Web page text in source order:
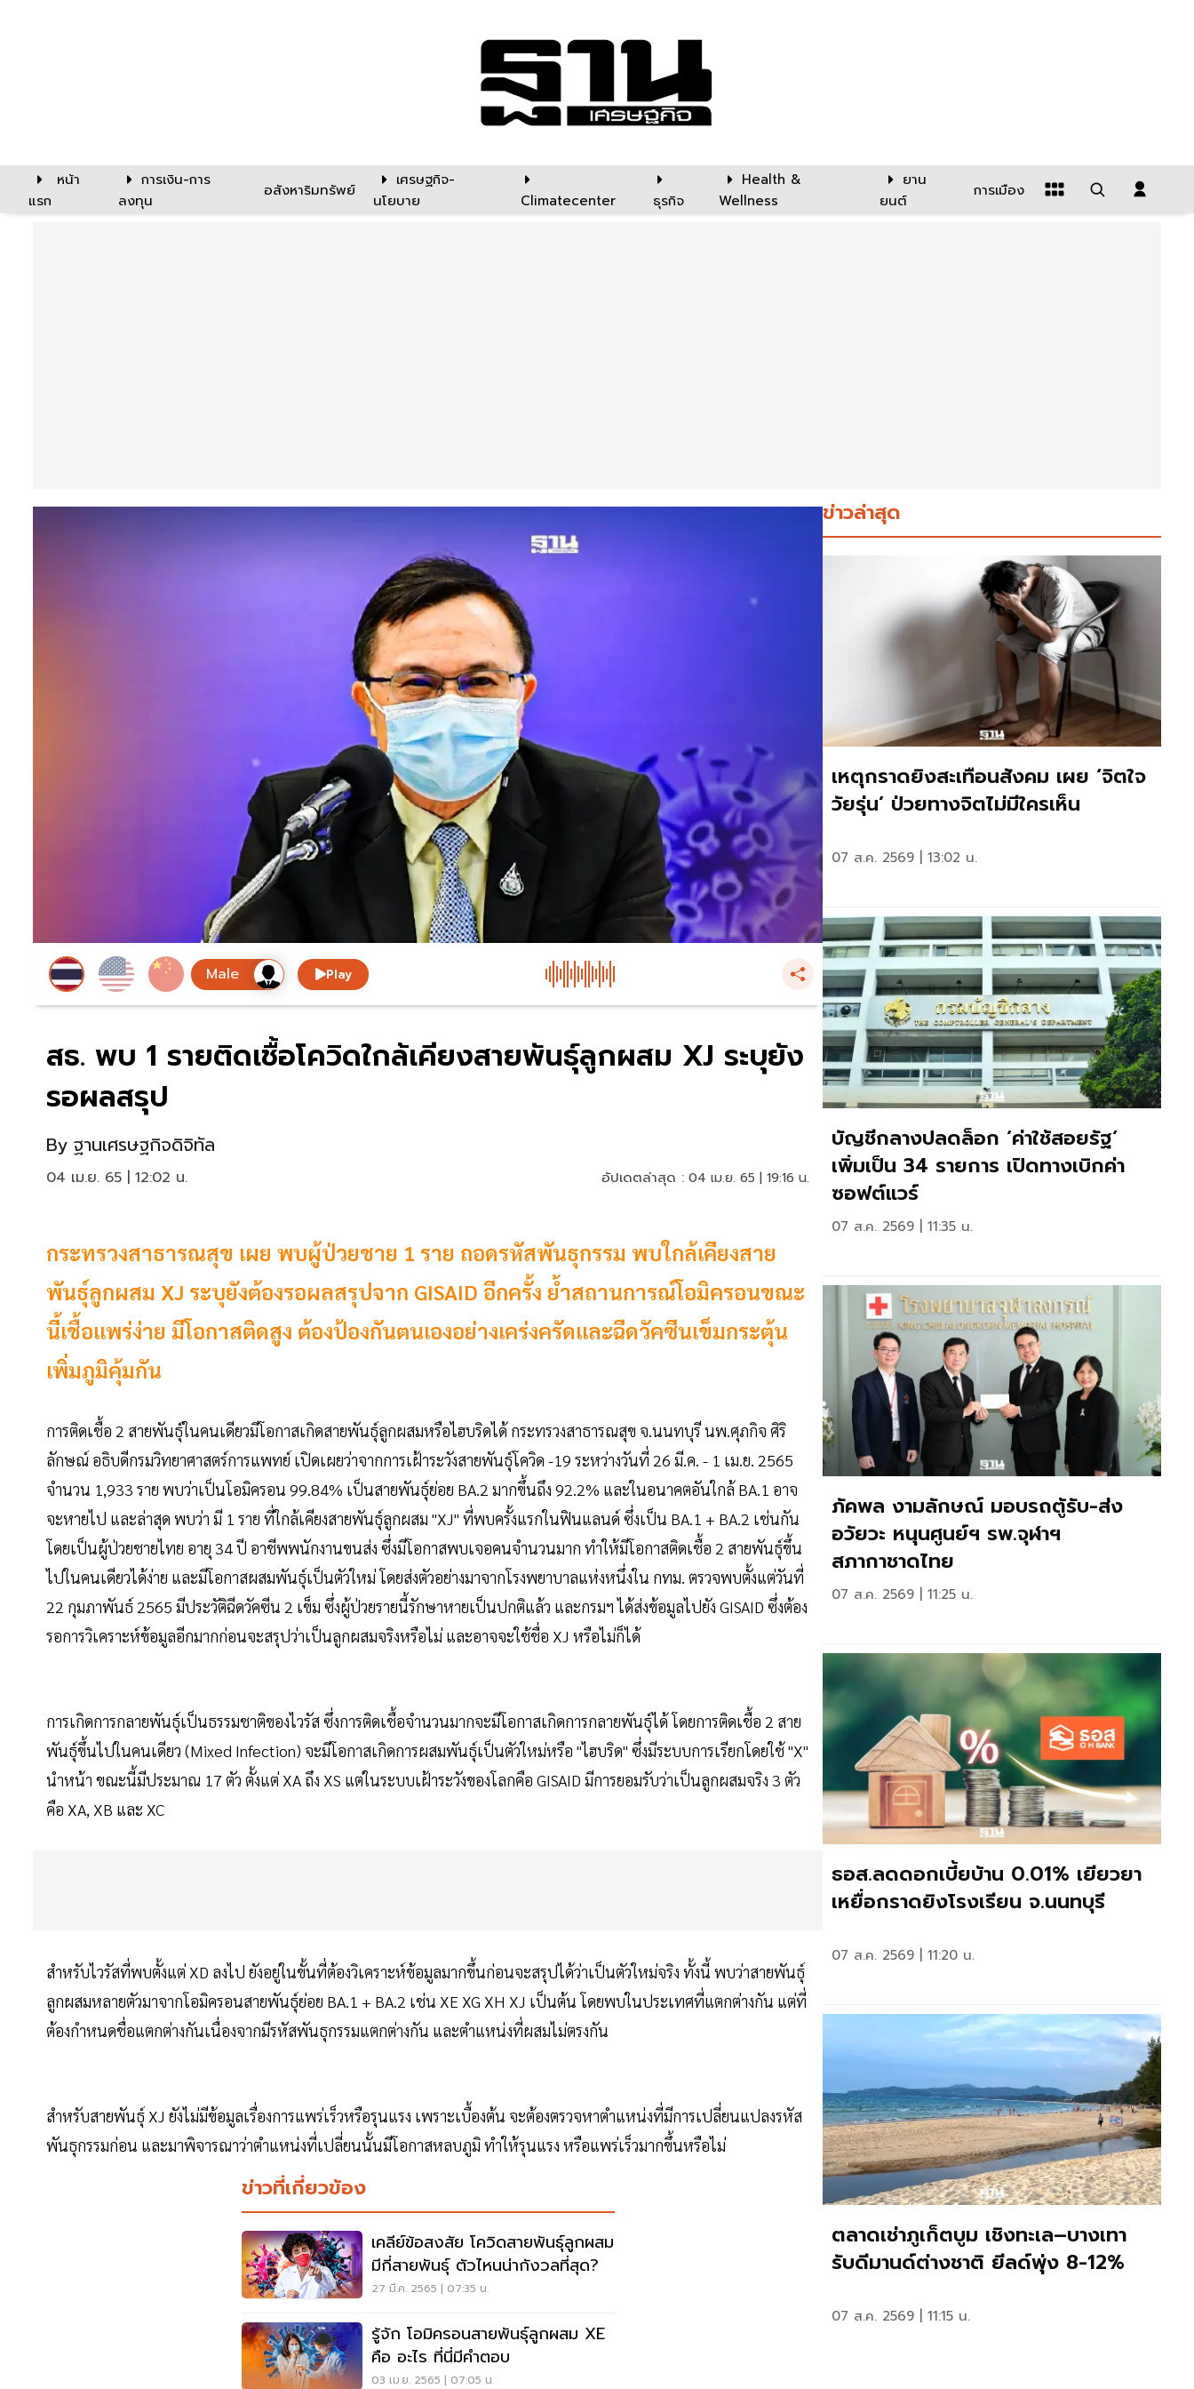
หน้า
แรก
การเงิน-การ
ลงทุน
อสังหาริมทรัพย์
เศรษฐกิจ-
นโยบาย
Climatecenter ธุรกิจ
Health &
Wellness
ยาน
ยนต์
การเมือง
Play
สธ. พบ 1 รายติดเชื้อโควิดใกล้เคียงสายพันธุ์ลูกผสม XJ ระบุยัง
รอผลสรุป
By ฐานเศรษฐกิจดิจิทัล
04 เม.ย. 65 | 12:02 น. อัปเดตล่าสุด : 04 เม.ย. 65 | 19:16 น.
กระทรวงสาธารณสุข เผย พบผู้ป่วยชาย 1 ราย ถอดรหัสพันธุกรรม พบใกล้เคียงสาย
พันธุ์ลูกผสม XJ ระบุยังต้องรอผลสรุปจาก GISAID อีกครั้ง ย้ำสถานการณ์โอมิครอนขณะ
นี้เชื้อแพร่ง่าย มีโอกาสติดสูง ต้องป้องกันตนเองอย่างเคร่งครัดและฉีดวัคซีนเข็มกระตุ้น
เพิ่มภูมิคุ้มกัน
การติดเชื้อ 2 สายพันธุ์ในคนเดียวมีโอกาสเกิดสายพันธุ์ลูกผสมหรือไฮบริดได้ กระทรวงสาธารณสุข จ.นนทบุรี นพ.ศุภกิจ ศิริ
ลักษณ์ อธิบดีกรมวิทยาศาสตร์การแพทย์ เปิดเผยว่าจากการเฝ้าระวังสายพันธุ์โควิด -19 ระหว่างวันที่ 26 มี.ค. - 1 เม.ย. 2565
จำนวน 1,933 ราย พบว่าเป็นโอมิครอน 99.84% เป็นสายพันธุ์ย่อย BA.2 มากขึ้นถึง 92.2% และในอนาคตอันใกล้ BA.1 อาจ
จะหายไป และล่าสุด พบว่า มี 1 ราย ที่ใกล้เคียงสายพันธุ์ลูกผสม "XJ" ที่พบครั้งแรกในฟินแลนด์ ซึ่งเป็น BA.1 + BA.2 เช่นกัน
โดยเป็นผู้ป่วยชายไทย อายุ 34 ปี อาชีพพนักงานขนส่ง ซึ่งมีโอกาสพบเจอคนจำนวนมาก ทำให้มีโอกาสติดเชื้อ 2 สายพันธุ์ขึ้น
ไปในคนเดียวได้ง่าย และมีโอกาสผสมพันธุ์เป็นตัวใหม่ โดยส่งตัวอย่างมาจากโรงพยาบาลแห่งหนึ่งใน กทม. ตรวจพบตั้งแต่วันที่
22 กุมภาพันธ์ 2565 มีประวัติฉีดวัคซีน 2 เข็ม ซึ่งผู้ป่วยรายนี้รักษาหายเป็นปกติแล้ว และกรมฯ ได้ส่งข้อมูลไปยัง GISAID ซึ่งต้อง
รอการวิเคราะห์ข้อมูลอีกมากก่อนจะสรุปว่าเป็นลูกผสมจริงหรือไม่ และอาจจะใช้ชื่อ XJ หรือไม่ก็ได้
การเกิดการกลายพันธุ์เป็นธรรมชาติของไวรัส ซึ่งการติดเชื้อจำนวนมากจะมีโอกาสเกิดการกลายพันธุ์ได้ โดยการติดเชื้อ 2 สาย
พันธุ์ขึ้นไปในคนเดียว (Mixed Infection) จะมีโอกาสเกิดการผสมพันธุ์เป็นตัวใหม่หรือ "ไฮบริด" ซึ่งมีระบบการเรียกโดยใช้ "X"
นำหน้า ขณะนี้มีประมาณ 17 ตัว ตั้งแต่ XA ถึง XS แต่ในระบบเฝ้าระวังของโลกคือ GISAID มีการยอมรับว่าเป็นลูกผสมจริง 3 ตัว
คือ XA, XB และ XC
สำหรับไวรัสที่พบตั้งแต่ XD ลงไป ยังอยู่ในขั้นที่ต้องวิเคราะห์ข้อมูลมากขึ้นก่อนจะสรุปได้ว่าเป็นตัวใหม่จริง ทั้งนี้ พบว่าสายพันธุ์
ลูกผสมหลายตัวมาจากโอมิครอนสายพันธุ์ย่อย BA.1 + BA.2 เช่น XE XG XH XJ เป็นต้น โดยพบในประเทศที่แตกต่างกัน แต่ที่
ต้องกำหนดชื่อแตกต่างกันเนื่องจากมีรหัสพันธุกรรมแตกต่างกัน และตำแหน่งที่ผสมไม่ตรงกัน
สำหรับสายพันธุ์ XJ ยังไม่มีข้อมูลเรื่องการแพร่เร็วหรือรุนแรง เพราะเบื้องต้น จะต้องตรวจหาตำแหน่งที่มีการเปลี่ยนแปลงรหัส
พันธุกรรมก่อน และมาพิจารณาว่าตำแหน่งที่เปลี่ยนนั้นมีโอกาสหลบภูมิ ทำให้รุนแรง หรือแพร่เร็วมากขึ้นหรือไม่
ข่าวที่เกี่ยวข้อง
เคลีย์ข้อสงสัย โควิดสายพันธุ์ลูกผสม
มีกี่สายพันธุ์ ตัวไหนน่ากังวลที่สุด?
27 มี.ค. 2565 | 07:35 น.
รู้จัก โอมิครอนสายพันธุ์ลูกผสม XE
คือ อะไร ที่นี่มีคำตอบ
03 เม.ย. 2565 | 07:05 น.
ข่าวล่าสุด
เหตุกราดยิงสะเทือนสังคม เผย ‘จิตใจ
วัยรุ่น’ ป่วยทางจิตไม่มีใครเห็น
07 ส.ค. 2569 | 13:02 น.
บัญชีกลางปลดล็อก ‘ค่าใช้สอยรัฐ‘
เพิ่มเป็น 34 รายการ เปิดทางเบิกค่า
ซอฟต์แวร์
07 ส.ค. 2569 | 11:35 น.
ภัคพล งามลักษณ์ มอบรถตู้รับ-ส่ง
อวัยวะ หนุนศูนย์ฯ รพ.จุฬาฯ
สภากาชาดไทย
07 ส.ค. 2569 | 11:25 น.
ธอส.ลดดอกเบี้ยบ้าน 0.01% เยียวยา
เหยื่อกราดยิงโรงเรียน จ.นนทบุรี
07 ส.ค. 2569 | 11:20 น.
ตลาดเช่าภูเก็ตบูม เชิงทะเล–บางเทา
รับดีมานด์ต่างชาติ ยีลด์พุ่ง 8-12%
07 ส.ค. 2569 | 11:15 น.